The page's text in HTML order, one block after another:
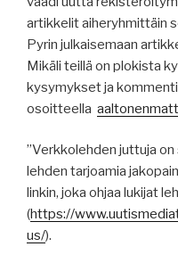
artikkelit aiheryhmittäin
Pyrin julkaisemaan
Mikäli teillä on plokista
kysymykset ja
osoitteella
”Verkkolehden juttuja
lehden tarjoamia
linkin, joka ohjaa lukijat
(https://
us/).